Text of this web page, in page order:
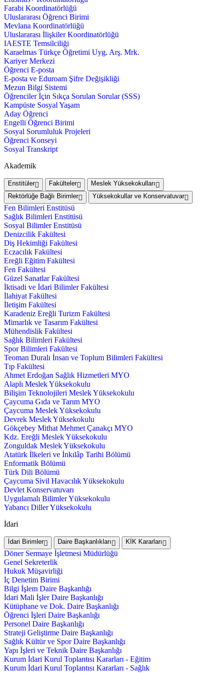
Farabi Koordinatörlüğü
Uluslararası Öğrenci Birimi
Mevlana Koordinatörlüğü
Uluslararası İlişkiler Koordinatörlüğü
IAESTE Temsilciliği
Karaelmas Türkçe Öğretimi Uyg. Arş. Mrk.
Kariyer Merkezi
Öğrenci E-posta
E-posta ve Eduroam Şifre Değişikliği
Mezun Bilgi Sistemi
Öğrenciler İçin Sıkça Sorulan Sorular (SSS)
Kampüste Sosyal Yaşam
Aday Öğrenci
Engelli Öğrenci Birimi
Sosyal Sorumluluk Projeleri
Öğrenci Konseyi
Sosyal Transkript
Akademik
Enstitüler Fakülteler
Meslek Yüksekokulları
Rektörlüğe Bağlı Birimler
Yüksekokullar ve Konservatuvar
Fen Bilimleri Enstitüsü
Sağlık Bilimleri Enstitüsü
Sosyal Bilimler Enstitüsü
Denizcilik Fakültesi
Diş Hekimliği Fakültesi
Eczacılık Fakültesi
Ereğli Eğitim Fakültesi
Fen Fakültesi
Güzel Sanatlar Fakültesi
İktisadi ve İdari Bilimler Fakültesi
İlahiyat Fakültesi
İletişim Fakültesi
Karadeniz Ereğli Turizm Fakültesi
Mimarlık ve Tasarım Fakültesi
Mühendislik Fakültesi
Sağlık Bilimleri Fakültesi
Spor Bilimleri Fakültesi
Teoman Duralı İnsan ve Toplum Bilimleri Fakültesi
Tıp Fakültesi
Ahmet Erdoğan Sağlık Hizmetleri MYO
Alaplı Meslek Yüksekokulu
Bilişim Teknolojileri Meslek Yüksekokulu
Çaycuma Gıda ve Tarım MYO
Çaycuma Meslek Yüksekokulu
Devrek Meslek Yüksekokulu
Gökçebey Mithat Mehmet Çanakçı MYO
Kdz. Ereğli Meslek Yüksekokulu
Zonguldak Meslek Yüksekokulu
Atatürk İlkeleri ve İnkılâp Tarihi Bölümü
Enformatik Bölümü
Türk Dili Bölümü
Çaycuma Sivil Havacılık Yüksekokulu
Devlet Konservatuvarı
Uygulamalı Bilimler Yüksekokulu
Yabancı Diller Yüksekokulu
İdari
İdari Birimler Daire Başkanlıkları KİK Kararları
Döner Sermaye İşletmesi Müdürlüğü
Genel Sekreterlik
Hukuk Müşavirliği
İç Denetim Birimi
Bilgi İşlem Daire Başkanlığı
İdari Mali İşler Daire Başkanlığı
Kütüphane ve Dok. Daire Başkanlığı
Öğrenci İşleri Daire Başkanlığı
Personel Daire Başkanlığı
Strateji Geliştirme Daire Başkanlığı
Sağlık Kültür ve Spor Daire Başkanlığı
Yapı İşleri ve Teknik Daire Başkanlığı
Kurum İdari Kurul Toplantısı Kararları - Eğitim
Kurum İdari Kurul Toplantısı Kararları - Sağlık